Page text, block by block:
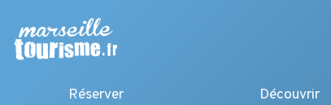
Réserver Découvrir